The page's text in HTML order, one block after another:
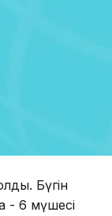
Бүгін
- 6 мүшесі